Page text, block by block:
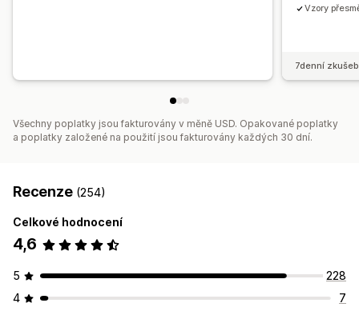
Vzory
7denní
Všechny poplatky jsou fakturovány v měně USD. Opakované poplatky
a poplatky založené na použití jsou fakturovány každých 30 dní.
Recenze (254)
Celkové hodnocení
4,6
5
228
4
7